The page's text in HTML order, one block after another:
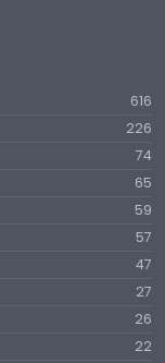
616
226
74
65
59
57
47
27
26
22